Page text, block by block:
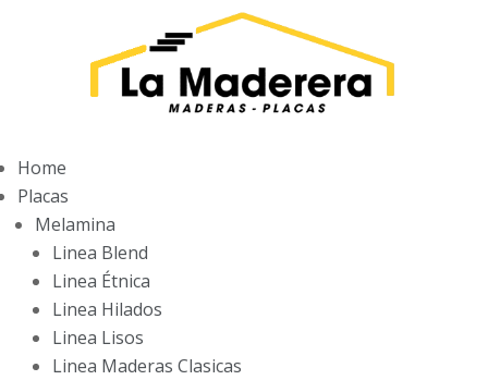
Home
Placas
Melamina
Linea Blend
Linea Étnica
Linea Hilados
Linea Lisos
Linea Maderas Clasicas